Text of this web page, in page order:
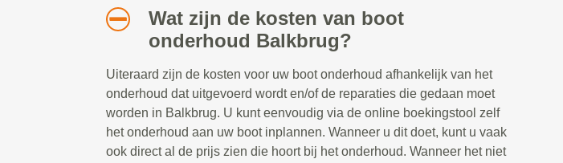
Wat zijn de kosten van boot
onderhoud Balkbrug?
Uiteraard zijn de kosten voor uw boot onderhoud afhankelijk van het
onderhoud dat uitgevoerd wordt en/of de reparaties die gedaan moet
worden in Balkbrug. U kunt eenvoudig via de online boekingstool zelf
het onderhoud aan uw boot inplannen. Wanneer u dit doet, kunt u vaak
ook direct al de prijs zien die hoort bij het onderhoud. Wanneer het niet